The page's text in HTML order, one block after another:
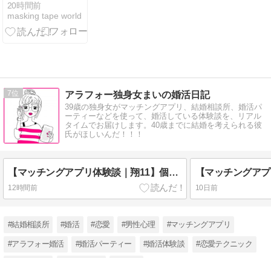
20時間前
masking tape world
7 アラフォー独身女まいの婚活日記
39歳の独身女がマッチングアプリ、結婚相談所、婚活パ
ーティーなどを使って、婚活している体験談を、リアル
タイムでお届けします。40歳までに結婚を考えられる彼
氏がほしいんだ！！！
【マッチングアプリ体験談｜翔11】個人事業主
12時間前 10日前
#結婚相談所 #婚活 #恋愛 #男性心理 #マッチングアプリ
#アラフォー婚活 #婚活パーティー #婚活体験談 #恋愛テクニック